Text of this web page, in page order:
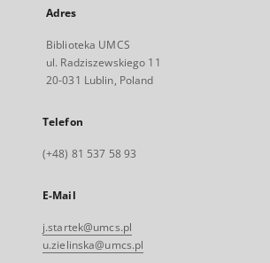
Adres
Biblioteka UMCS
ul. Radziszewskiego 11
20-031 Lublin, Poland
Telefon
(+48) 81 537 58 93
E-Mail
j.startek@umcs.pl
u.zielinska@umcs.pl